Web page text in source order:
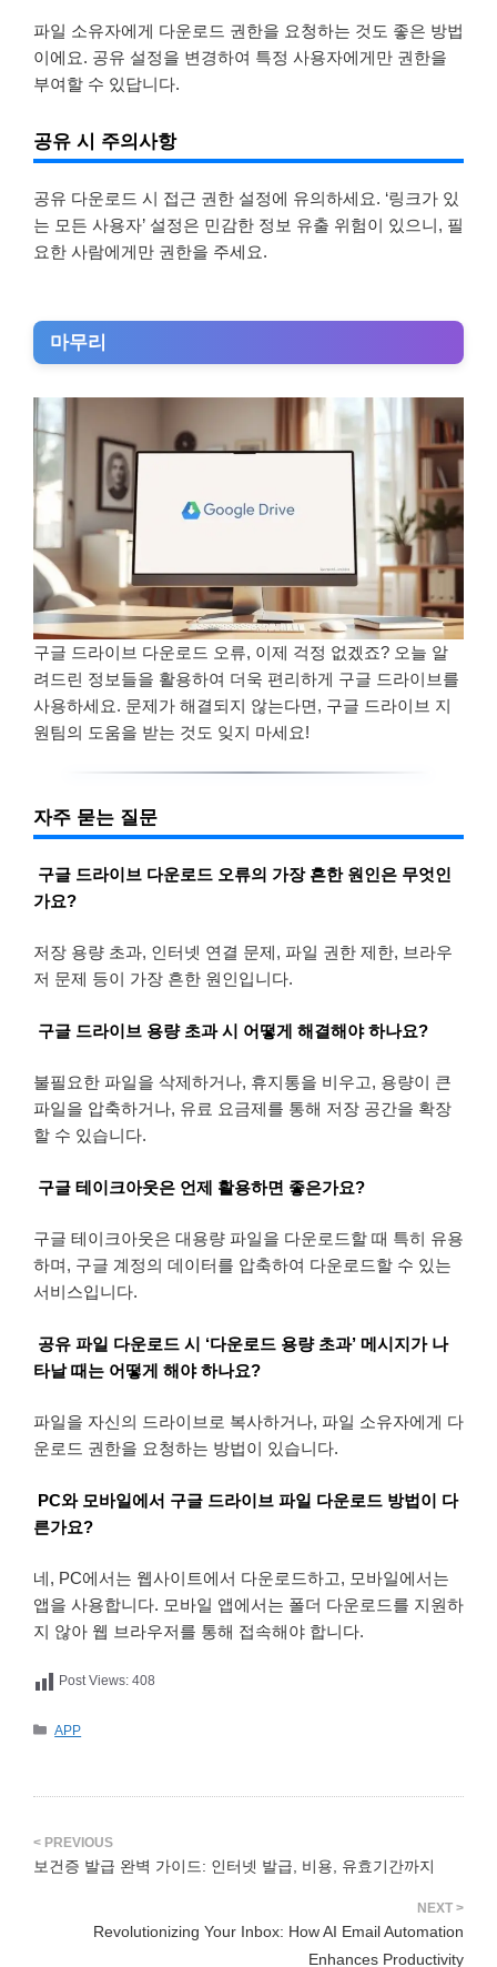
파일 소유자에게 다운로드 권한을 요청하는 것도 좋은 방법
이에요. 공유 설정을 변경하여 특정 사용자에게만 권한을
부여할 수 있답니다.
공유 시 주의사항
공유 다운로드 시 접근 권한 설정에 유의하세요. ‘링크가 있
는 모든 사용자’ 설정은 민감한 정보 유출 위험이 있으니, 필
요한 사람에게만 권한을 주세요.
마무리
구글 드라이브 다운로드 오류, 이제 걱정 없겠죠? 오늘 알
려드린 정보들을 활용하여 더욱 편리하게 구글 드라이브를
사용하세요. 문제가 해결되지 않는다면, 구글 드라이브 지
원팀의 도움을 받는 것도 잊지 마세요!
자주 묻는 질문
구글 드라이브 다운로드 오류의 가장 흔한 원인은 무엇인
가요?
저장 용량 초과, 인터넷 연결 문제, 파일 권한 제한, 브라우
저 문제 등이 가장 흔한 원인입니다.
구글 드라이브 용량 초과 시 어떻게 해결해야 하나요?
불필요한 파일을 삭제하거나, 휴지통을 비우고, 용량이 큰
파일을 압축하거나, 유료 요금제를 통해 저장 공간을 확장
할 수 있습니다.
구글 테이크아웃은 언제 활용하면 좋은가요?
구글 테이크아웃은 대용량 파일을 다운로드할 때 특히 유용
하며, 구글 계정의 데이터를 압축하여 다운로드할 수 있는
서비스입니다.
공유 파일 다운로드 시 ‘다운로드 용량 초과’ 메시지가 나
타날 때는 어떻게 해야 하나요?
파일을 자신의 드라이브로 복사하거나, 파일 소유자에게 다
운로드 권한을 요청하는 방법이 있습니다.
PC와 모바일에서 구글 드라이브 파일 다운로드 방법이 다
른가요?
네, PC에서는 웹사이트에서 다운로드하고, 모바일에서는
앱을 사용합니다. 모바일 앱에서는 폴더 다운로드를 지원하
지 않아 웹 브라우저를 통해 접속해야 합니다.
Post Views: 408
카
APP
보건증 발급 완벽 가이드: 인터넷 발급, 비용, 유효기간까지
Revolutionizing Your Inbox: How AI Email Automation
Enhances Productivity